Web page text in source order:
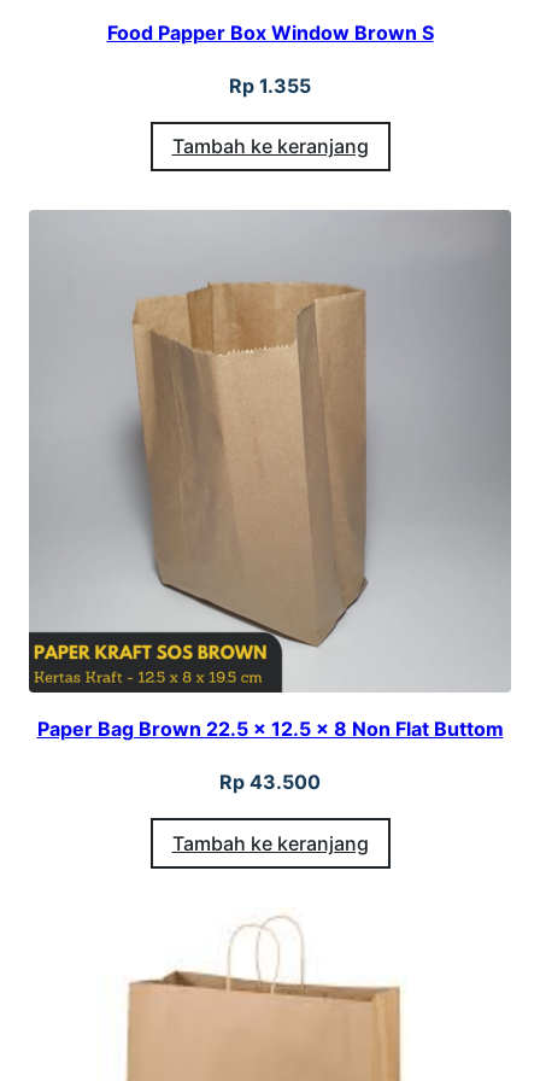
Food Papper Box Window Brown S
Rp 1.355
Tambah ke keranjang
Paper Bag Brown 22.5 x 12.5 x 8 Non Flat Buttom
Rp 43.500
Tambah ke keranjang